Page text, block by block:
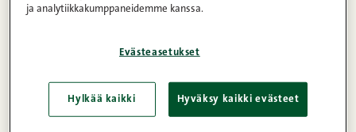
ja analytiikkakumppaneidemme kanssa.
Evästeasetukset
Hylkää kaikki Hyväksy kaikki evästeet